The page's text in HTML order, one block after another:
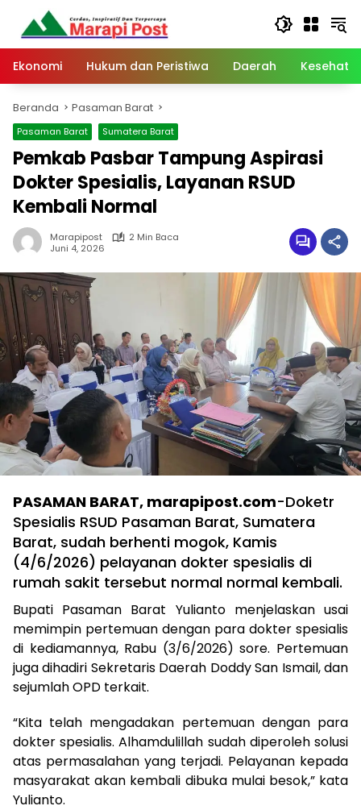
Langsung
konten
Ekonomi
Hukum dan Peristiwa Daerah
Beranda Pasaman Barat
Pasaman Barat Sumatera Barat
Pemkab Pasbar Tampung Aspirasi
Dokter Spesialis, Layanan RSUD
Kembali Normal
Marapipost
2 Min Baca
Juni 4, 2026
PASAMAN BARAT, marapipost.com-Doketr
Spesialis RSUD Pasaman Barat, Sumatera
Barat, sudah berhenti mogok, Kamis
(4/6/2026) pelayanan dokter spesialis di
rumah sakit tersebut normal normal kembali.
Bupati Pasaman Barat Yulianto menjelaskan usai
memimpin pertemuan dengan para dokter spesialis
di kediamannya, Rabu (3/6/2026) sore. Pertemuan
juga dihadiri Sekretaris Daerah Doddy San Ismail, dan
sejumlah OPD terkait.
“Kita telah mengadakan pertemuan dengan para
dokter spesialis. Alhamdulillah sudah diperoleh solusi
atas permasalahan yang terjadi. Pelayanan kepada
masyarakat akan kembali dibuka mulai besok,” kata
Yulianto.